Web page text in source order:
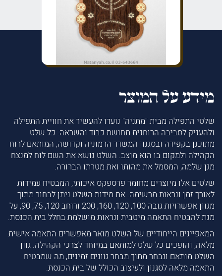
מידע על המוצר
שלטי התפילה מבית "מתניה" נועדו להעשיר את חוויית התפילה
ולהעניק לסביבה הרוחנית תחושת כבוד והשראה. כל שלט
מתוכנן בקפידה ובסגנון המשדר הרמוניה וקדושה, המותאם לרוח
הקהילה ולמקום בו הוא מוצב. השלט נושא את השם לוח למנצח
מגן שלמה, המסמל את מהותו ואת מטרתו הברורה.
שלטים אלו מיוצרים מחומר פרספקס איכותי, המבטיח עמידות
לאורך זמן ונראות מרשימה. את מידות השלט ניתן לבחור מתוך
מגוון אפשרויות גובה 100, 120, 160, 200 ורוחב 120, 75, 90, על
מנת להבטיח התאמה מיטבית ונראות מושלמת בחלל בית הכנסת.
המאפיינים הייחודיים של השלט מואר מאפשרים התאמה אישית
מלאה, והופכים כל שלט למותאם במיוחד לצרכי הקהילה. גוון
השלט מותאם ונבחר מתוך מבחר גוונים זמינים, מה שמבטיח
התאמה מלאה לסגנון ולעיצוב הכולל של בית הכנסת.